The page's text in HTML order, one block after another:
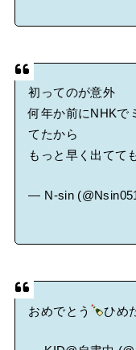
初ってのが意外
何年か前にNHKで
てたから
もっと早く出てて
— N-sin
おめでとう ひめ